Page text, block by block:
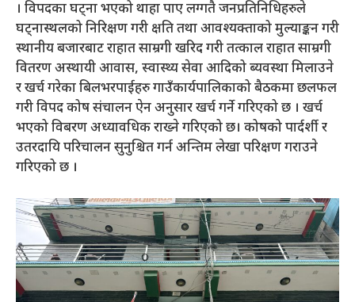
। विपदका घट्ना भएको थाहा पाए लग्गतै जनप्रतिनिधिहरुले
घट्नास्थलको निरिक्षण गरी क्षति तथा आवश्यक्ताको मुल्याङ्कन गरी
स्थानीय बजारबाट राहात साम्रगी खरिद गरी तत्काल राहात साम्रगी
वितरण अस्थायी आवास, स्वास्थ्य सेवा आदिको ब्यवस्था मिलाउने
र खर्च गरेका बिलभरपाईहरु गाउँकार्यपालिकाको बैठकमा छलफल
गरी विपद कोष संचालन ऐन अनुसार खर्च गर्ने गरिएको छ । खर्च
भएको विबरण अध्यावधिक राख्ने गरिएको छ। कोषको पार्दर्शी र
उतरदायि परिचालन सुनुश्चित गर्न अन्तिम लेखा परिक्षण गराउने
गरिएको छ ।